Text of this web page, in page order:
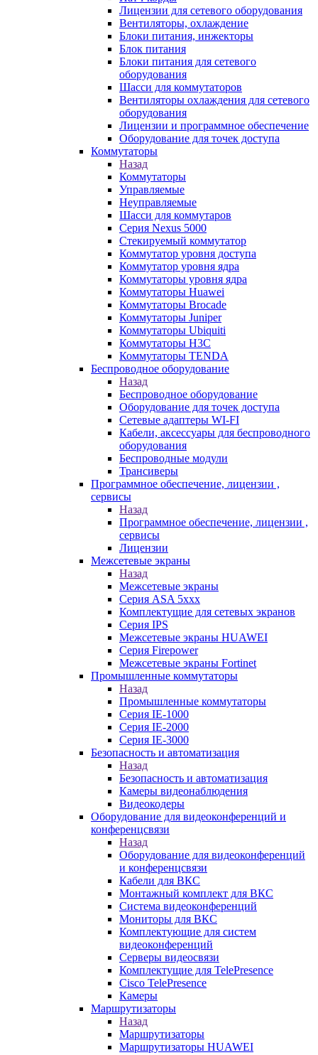
Лицензии для сетевого оборудования
Вентиляторы, охлаждение
Блоки питания, инжекторы
Блок питания
Блоки питания для сетевого
оборудования
Шасси для коммутаторов
Вентиляторы охлаждения для сетевого
оборудования
Лицензии и программное обеспечение
Оборудование для точек доступа
Коммутаторы
Назад
Коммутаторы
Управляемые
Неуправляемые
Шасси для коммутаров
Серия Nexus 5000
Стекируемый коммутатор
Коммутатор уровня доступа
Коммутатор уровня ядра
Коммутаторы уровня ядра
Коммутаторы Huawei
Коммутаторы Brocade
Коммутаторы Juniper
Коммутаторы Ubiquiti
Коммутаторы H3C
Коммутаторы TENDA
Беспроводное оборудование
Назад
Беспроводное оборудование
Оборудование для точек доступа
Сетевые адаптеры WI-FI
Кабели, аксессуары для беспроводного
оборудования
Беспроводные модули
Трансиверы
Программное обеспечение, лицензии ,
сервисы
Назад
Программное обеспечение, лицензии ,
сервисы
Лицензии
Межсетевые экраны
Назад
Межсетевые экраны
Серия ASA 5xxx
Комплектущие для сетевых экранов
Серия IPS
Межсетевые экраны HUAWEI
Серия Firepower
Межсетевые экраны Fortinet
Промышленные коммутаторы
Назад
Промышленные коммутаторы
Серия IE-1000
Серия IE-2000
Серия IE-3000
Безопасность и автоматизация
Назад
Безопасность и автоматизация
Камеры видеонаблюдения
Видеокодеры
Оборудование для видеоконференций и
конференцсвязи
Назад
Оборудование для видеоконференций
и конференцсвязи
Кабели для ВКС
Монтажный комплект для ВКС
Система видеоконференций
Мониторы для ВКС
Комплектующие для систем
видеоконференций
Серверы видеосвязи
Комплектущие для TelePresence
Cisco TelePresence
Камеры
Маршрутизаторы
Назад
Маршрутизаторы
Маршрутизаторы HUAWEI